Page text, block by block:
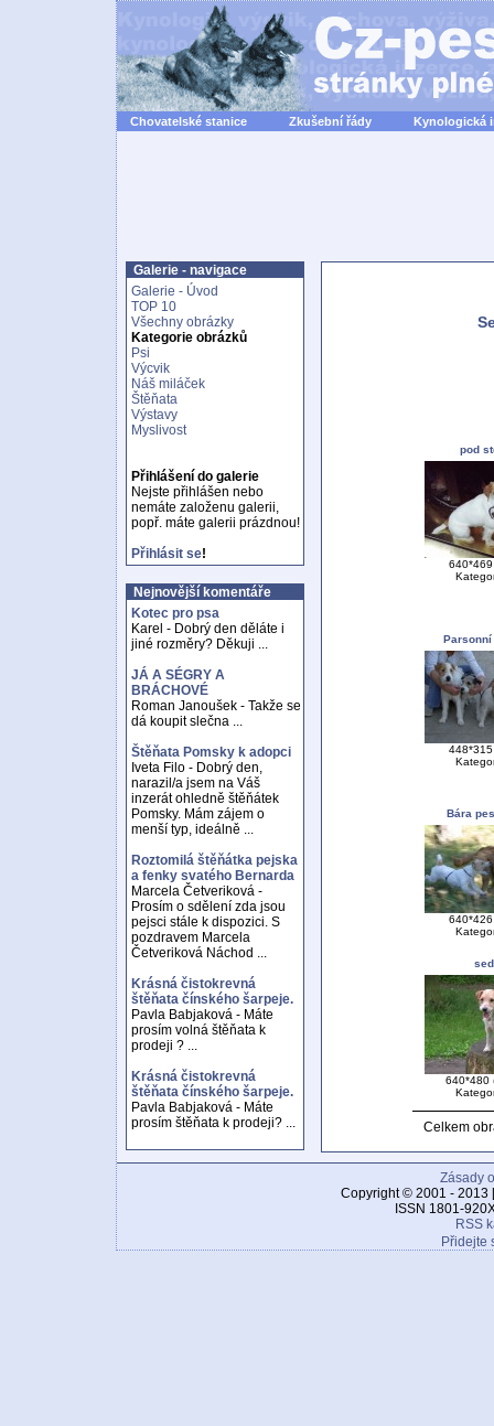
Chovatelské stanice Zkušební řády Kynologická
Galerie - navigace
Galerie - Úvod
TOP 10
Všechny obrázky
Kategorie obrázků
Psi
Výcvik
Náš miláček
Štěňata
Výstavy
Myslivost
Přihlášení do galerie
Nejste přihlášen nebo
nemáte založenu galerii,
popř. máte galerii prázdnou!
Přihlásit se!
Nejnovější komentáře
Kotec pro psa
Karel - Dobrý den děláte i
jiné rozměry? Děkuji ...
JÁ A SÉGRY A
BRÁCHOVÉ
Roman Janoušek - Takže se
dá koupit slečna ...
Štěňata Pomsky k adopci
Iveta Filo - Dobrý den,
narazil/a jsem na Váš
inzerát ohledně štěňátek
Pomsky. Mám zájem o
menší typ, ideálně ...
Roztomilá štěňátka pejska
a fenky svatého Bernarda
Marcela Četveriková -
Prosím o sdělení zda jsou
pejsci stále k dispozici. S
pozdravem Marcela
Četveriková Náchod ...
Krásná čistokrevná
štěňata čínského šarpeje.
Pavla Babjaková - Máte
prosím volná štěňata k
prodeji ? ...
Krásná čistokrevná
štěňata čínského šarpeje.
Pavla Babjaková - Máte
prosím štěňata k prodeji? ...
pod
Bára
640*480
Celkem
Zásady
Copyright © 2001 - 2013
ISSN 1801-
RSS
Přidejte